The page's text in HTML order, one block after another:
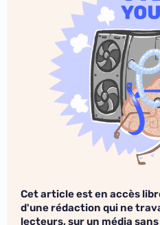
Cet article est en accès
d'une rédaction qui ne
lecteurs, sur un média